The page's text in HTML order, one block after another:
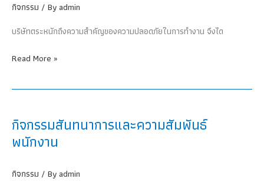
กิจกรรม / Byadmin
บริษัทตระหนักถึงความสำคัญของความปลอดภัยในการทำงาน จึงได
กิจกรรม
ความ
Read More »
กิจกรรมสันทนาการและความสัมพันธ์
พนักงาน
กิจกรรม / Byadmin